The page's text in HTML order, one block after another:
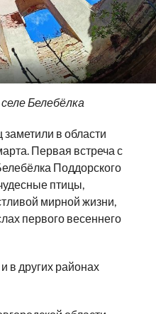
Белебёлка
заметили в области
Первая встреча с
Поддорского
птицы,
мирной жизни,
первого весеннего
в других районах